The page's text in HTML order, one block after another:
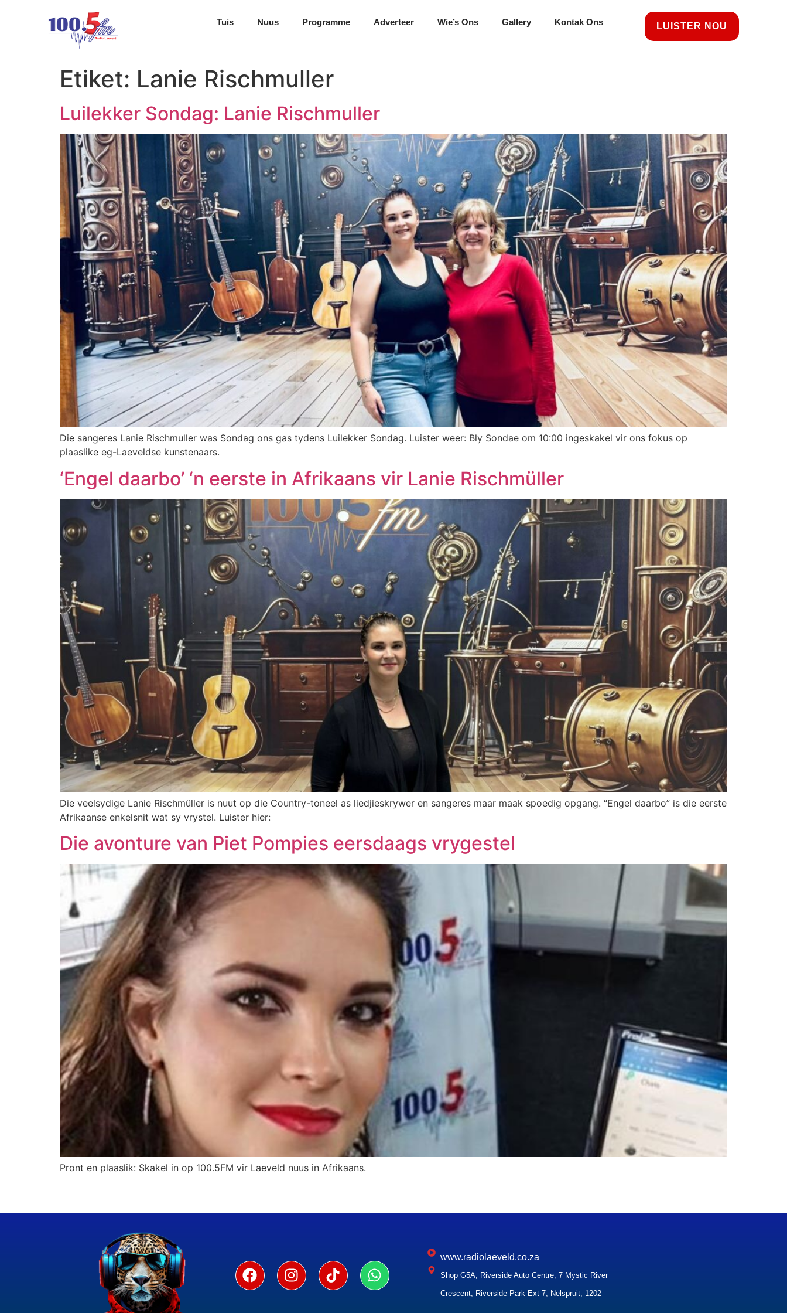
Tuis Nuus Programme Adverteer Wie’s Ons Gallery Kontak Ons LUISTER NOU
Etiket: Lanie Rischmuller
Luilekker Sondag: Lanie Rischmuller
Die sangeres Lanie Rischmuller was Sondag ons gas tydens Luilekker Sondag. Luister weer: Bly Sondae om 10:00 ingeskakel vir ons fokus op
plaaslike eg-Laeveldse kunstenaars.
‘Engel daarbo’ ‘n eerste in Afrikaans vir Lanie Rischmüller
Die veelsydige Lanie Rischmüller is nuut op die Country-toneel as liedjieskrywer en sangeres maar maak spoedig opgang. “Engel daarbo” is die eerste
Afrikaanse enkelsnit wat sy vrystel. Luister hier:
Die avonture van Piet Pompies eersdaags vrygestel
Pront en plaaslik: Skakel in op 100.5FM vir Laeveld nuus in Afrikaans.
www.radiolaeveld.co.za
Shop G5A, Riverside Auto Centre, 7 Mystic River
Crescent, Riverside Park Ext 7, Nelspruit, 1202